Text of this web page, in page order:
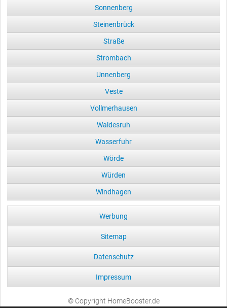
Sonnenberg
Steinenbrück
Straße
Strombach
Unnenberg
Veste
Vollmerhausen
Waldesruh
Wasserfuhr
Wörde
Würden
Windhagen
Werbung
Sitemap
Datenschutz
Impressum
© Copyright HomeBooster.de